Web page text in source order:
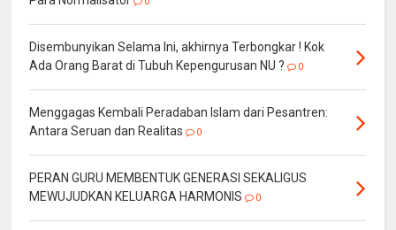
Disembunyikan Selama Ini, akhirnya Terbongkar ! Kok
Ada Orang Barat di Tubuh Kepengurusan NU ?
0
Menggagas Kembali Peradaban Islam dari Pesantren:
Antara Seruan dan Realitas
0
PERAN GURU MEMBENTUK GENERASI SEKALIGUS
MEWUJUDKAN KELUARGA HARMONIS
0